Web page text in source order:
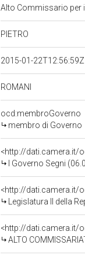
Alto Commissario per
PIETRO
2015-01-22T12:56:59Z
ROMANI
ocd:membroGoverno
membro di Governo
<http://dati.camera.it/
I Governo Segni
<http://dati.camera.it/
Legislatura II della
<http://dati.camera.it/
ALTO